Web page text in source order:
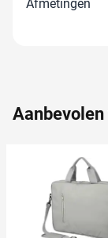
informatie die
verzameld op
Afmetingen